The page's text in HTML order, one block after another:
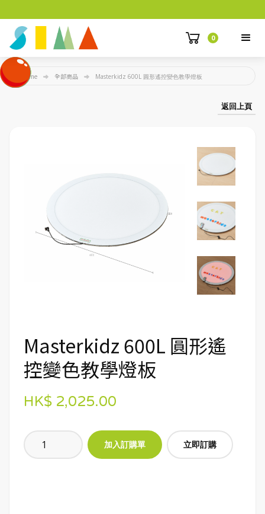
0
Home 全部商品 Masterkidz 600L 圓形遙控變色教學燈板
返回上頁
Masterkidz 600L 圓形遙
控變色教學燈板
HK$ 2,025.00
立即訂購